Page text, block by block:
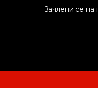
Зачлени се на